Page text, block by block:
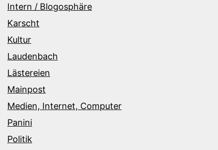
Intern / Blogosphäre
Karscht
Kultur
Laudenbach
Lästereien
Mainpost
Medien, Internet, Computer
Panini
Politik